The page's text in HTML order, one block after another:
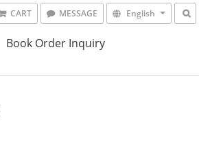
CART MESSAGE English
Book Order Inquiry